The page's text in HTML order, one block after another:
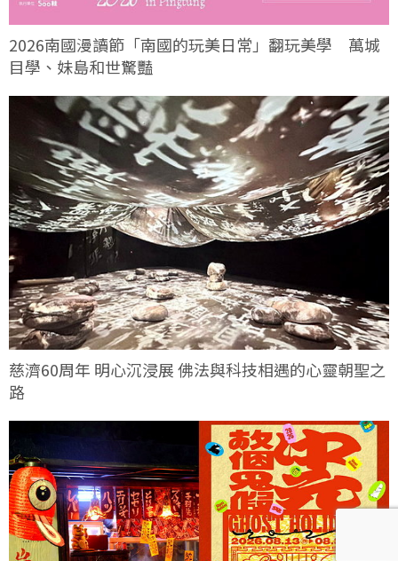
2026南國漫讀節「南國的玩美日常」翻玩美學 萬城
目學、妹島和世驚豔
慈濟60周年 明心沉浸展 佛法與科技相遇的心靈朝聖之
路